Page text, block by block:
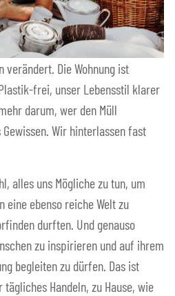
verändert. Die Wohnung ist
frei, unser Lebensstil klarer
darum, wer den Müll
Wir hinterlassen fast
alles uns Mögliche zu tun, um
eine ebenso reiche Welt zu
durften. Und genauso
zu inspirieren und auf ihrem
begleiten zu dürfen. Das ist
Handeln, zu Hause, wie